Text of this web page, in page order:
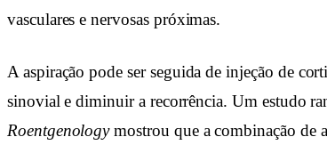
vasculares e nervosas próximas.
A aspiração pode ser seguida de injeção de
sinovial e diminuir a recorrência. Um estudo
Roentgenologymostrou que a combinação de